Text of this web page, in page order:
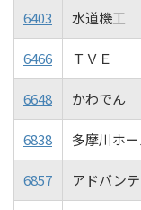
6403 水道機工
6466 ＴＶＥ
6648 かわでん
6838 多摩川ホ
6857 アドバン